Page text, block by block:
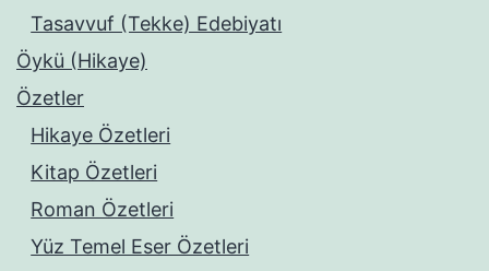
Tasavvuf (Tekke) Edebiyatı
Öykü (Hikaye)
Özetler
Hikaye Özetleri
Kitap Özetleri
Roman Özetleri
Yüz Temel Eser Özetleri